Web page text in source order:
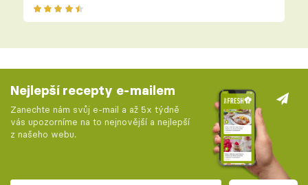
Nejlepší recepty e-mailem
Zanechte nám svůj e-mail a až 5x týdně
vás upozorníme na to nejnovější a nejlepší
z našeho webu.